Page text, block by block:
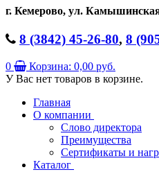
г. Кемерово, ул.
8 (3842) 45-26-80, 8
0 Корзина: 0,00 руб.
У Вас нет товаров в корзине.
Главная
О компании
Слово директора
Преимущества
Сертификаты и
Каталог